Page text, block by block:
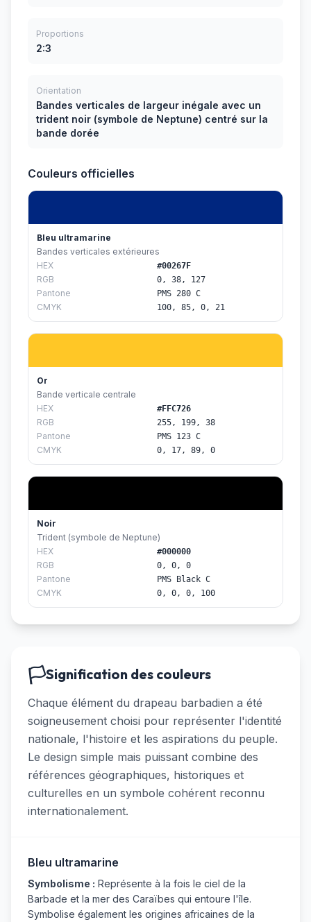
Proportions
2:3
Orientation
Bandes verticales de largeur inégale avec un
trident noir (symbole de Neptune) centré sur la
bande dorée
Couleurs officielles
Bleu ultramarine
Bandes verticales extérieures
HEX
#00267F
RGB 0, 38, 127
Pantone PMS 280 C
CMYK 100, 85, 0, 21
Or
Bande verticale centrale
HEX
#FFC726
RGB 255, 199, 38
Pantone PMS 123 C
CMYK 0, 17, 89, 0
Noir
Trident (symbole de Neptune)
HEX
#000000
RGB 0, 0, 0
Pantone PMS Black C
CMYK 0, 0, 0, 100
🏳️Signification des couleurs
Chaque élément du drapeau barbadien a été
soigneusement choisi pour représenter l'identité
nationale, l'histoire et les aspirations du peuple.
Le design simple mais puissant combine des
références géographiques, historiques et
culturelles en un symbole cohérent reconnu
internationalement.
Bleu ultramarine
Symbolisme : Représente à la fois le ciel de la
Barbade et la mer des Caraïbes qui entoure l'île.
Symbolise également les origines africaines de la